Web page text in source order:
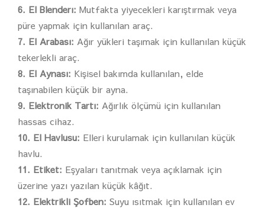
6. El Blenderı: Mutfakta yiyecekleri karıştırmak veya
püre yapmak için kullanılan araç.
7. El Arabası: Ağır yükleri taşımak için kullanılan küçük
tekerlekli araç.
8. El Aynası: Kişisel bakımda kullanılan, elde
taşınabilen küçük bir ayna.
9. Elektronik Tartı: Ağırlık ölçümü için kullanılan
hassas cihaz.
10. El Havlusu: Elleri kurulamak için kullanılan küçük
havlu.
11. Etiket: Eşyaları tanıtmak veya açıklamak için
üzerine yazı yazılan küçük kâğıt.
12. Elektrikli Şofben: Suyu ısıtmak için kullanılan ev